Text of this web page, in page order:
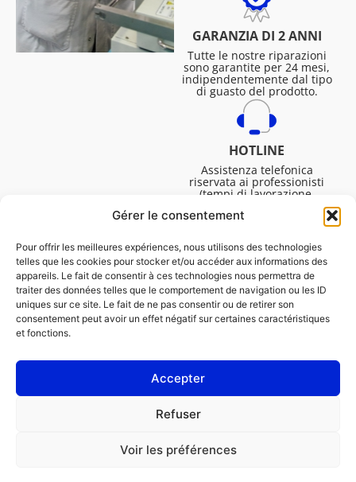
Gérer le consentement
Pour offrir les meilleures expériences, nous utilisons des technologies
telles que les cookies pour stocker et/ou accéder aux informations des
appareils. Le fait de consentir à ces technologies nous permettra de
traiter des données telles que le comportement de navigation ou les ID
uniques sur ce site. Le fait de ne pas consentir ou de retirer son
consentement peut avoir un effet négatif sur certaines caractéristiques
et fonctions.
Accepter
Refuser
Voir les préférences
GARANZIA DI 2 ANNI
Tutte le nostre riparazioni
sono garantite per 24 mesi,
indipendentemente dal tipo
di guasto del prodotto.
HOTLINE
Assistenza telefonica
riservata ai professionisti
(tempi di lavorazione,
Dal lunedì al venerdì dalle